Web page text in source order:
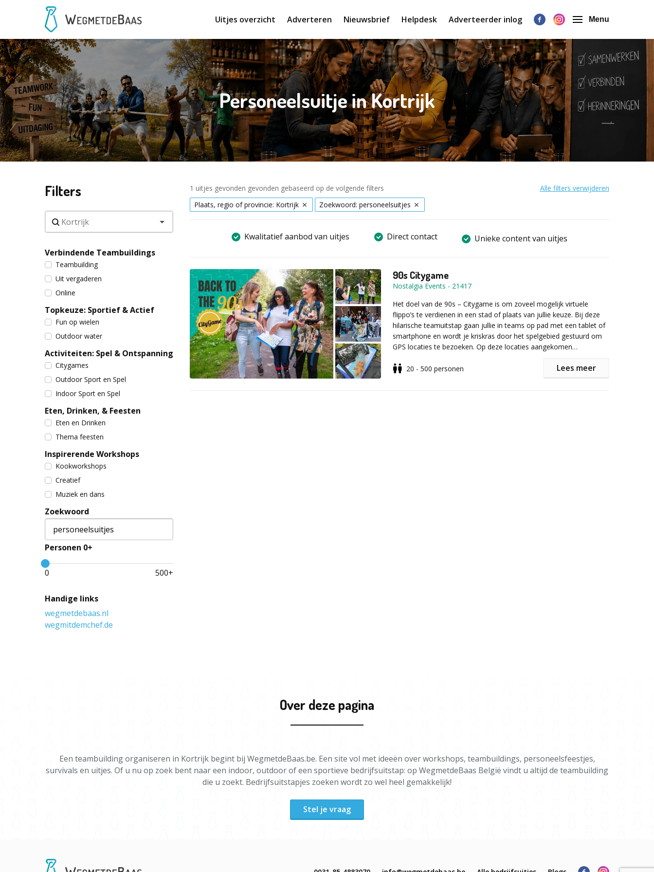
Uitjes overzicht Adverteren Nieuwsbrief Helpdesk Adverteerder inlog Menu
Personeelsuitje in Kortrijk
Filters
Verbindende Teambuildings
Teambuilding
Uit vergaderen
Online
Topkeuze: Sportief & Actief
Fun op wielen
Outdoor water
Activiteiten: Spel & Ontspanning
Citygames
Outdoor Sport en Spel
Indoor Sport en Spel
Eten, Drinken, & Feesten
Eten en Drinken
Thema feesten
Inspirerende Workshops
Kookworkshops
Creatief
Muziek en dans
Zoekwoord
Personen 0+
0 500+
Handige links
wegmetdebaas.nl
wegmitdemchef.de
1 uitjes gevonden gevonden gebaseerd op de volgende filters
Alle filters verwijderen
Plaats, regio of provincie: Kortrijk
Zoekwoord: personeelsuitjes
Kwalitatief aanbod van uitjes Direct contact Unieke content van uitjes
90s Citygame
Nostalgia Events - 21417
Het doel van de 90s – Citygame is om zoveel mogelijk virtuele
flippo’s te verdienen in een stad of plaats van jullie keuze. Bij deze
hilarische teamuitstap gaan jullie in teams op pad met een tablet of
smartphone en wordt je kriskras door het spelgebied gestuurd om
GPS locaties te bezoeken. Op deze locaties aangekomen
aankomt op kennis over de jaren 90, creativiteit en hier en daar ook
20 - 500 personen Lees meer
Over deze pagina
Een teambuilding organiseren in Kortrijk begint bij WegmetdeBaas.be. Een site vol met ideeën over workshops, teambuildings, personeelsfeestjes,
survivals en uitjes. Of u nu op zoek bent naar een indoor, outdoor of een sportieve bedrijfsuitstap: op WegmetdeBaas België vindt u altijd de teambuilding
die u zoekt. Bedrijfsuitstapjes zoeken wordt zo wel heel gemakkelijk!
Stel je vraag